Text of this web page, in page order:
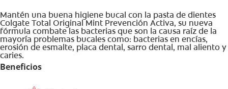
Mantén una buena higiene bucal con la pasta de dientes
Colgate Total Original Mint Prevención Activa, su nueva
fórmula combate las bacterias que son la causa raíz de la
mayoría problemas bucales como: bacterias en encías,
erosión de esmalte, placa dental, sarro dental, mal aliento y
caries.
Beneficios